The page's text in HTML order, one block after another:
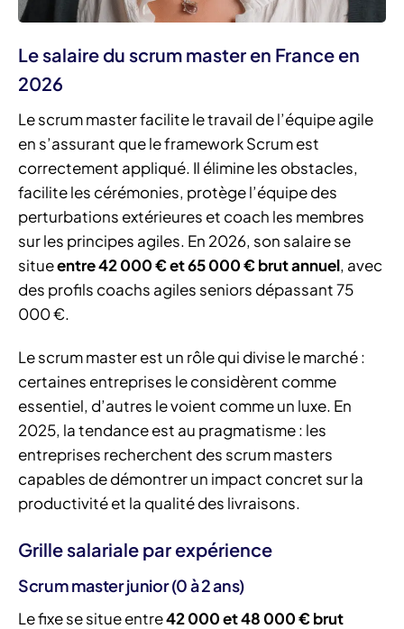
Le salaire du scrum master en France en
2026
Le scrum master facilite le travail de l’équipe agile
en s’assurant que le framework Scrum est
correctement appliqué. Il élimine les obstacles,
facilite les cérémonies, protège l’équipe des
perturbations extérieures et coach les membres
sur les principes agiles. En 2026, son salaire se
situeentre 42 000 € et 65 000 € brut annuel, avec
des profils coachs agiles seniors dépassant 75
000 €.
Le scrum master est un rôle qui divise le marché :
certaines entreprises le considèrent comme
essentiel, d’autres le voient comme un luxe. En
2025, la tendance est au pragmatisme : les
entreprises recherchent des scrum masters
capables de démontrer un impact concret sur la
productivité et la qualité des livraisons.
Grille salariale par expérience
Scrum master junior (0 à 2 ans)
Le fixe se situe entre42 000 et 48 000 € brut